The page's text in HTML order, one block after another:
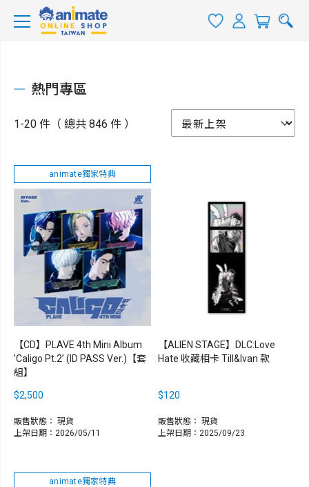
熱門專區
1-20 件（ 總共 846 件 ）
animate獨家特典
【CD】PLAVE 4th Mini Album
’Caligo Pt.2’ (ID PASS Ver.)【套
組】
$2,500
販售狀態： 現貨
上架日期：2026/05/11
【ALIEN STAGE】DLC:Love
Hate 收藏相卡 Till&Ivan 款
$120
販售狀態： 現貨
上架日期：2025/09/23
animate獨家特典